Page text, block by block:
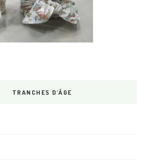
TRANCHES D’ÂGE